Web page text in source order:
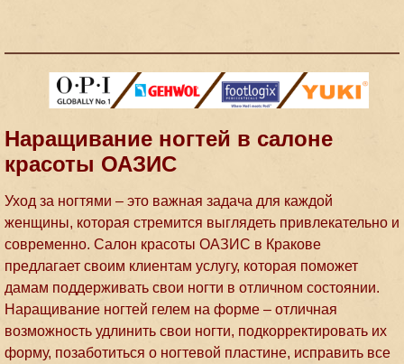
Наращивание ногтей в салоне
красоты ОАЗИС
Уход за ногтями – это важная задача для каждой
женщины, которая стремится выглядеть привлекательно и
современно. Салон красоты ОАЗИС в Кракове
предлагает своим клиентам услугу, которая поможет
дамам поддерживать свои ногти в отличном состоянии.
Наращивание ногтей гелем на форме – отличная
возможность удлинить свои ногти, подкорректировать их
форму, позаботиться о ногтевой пластине, исправить все